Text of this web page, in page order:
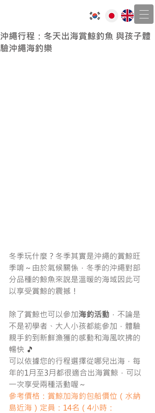
沖繩行程：冬天出海賞鯨釣魚 與孩子體
驗沖繩海釣樂
冬季玩什麼？冬季其實是沖繩的賞鯨旺
季唷～由於氣候關係，冬季的沖繩對部
分品種的鯨魚來說是溫暖的海域因此可
以享受賞鯨的震撼！
除了賞鯨也可以參加海釣活動 ，不論是
不是初學者、大人小孩都能參加，體驗
親手釣到新鮮漁獲的感動和海風吹拂的
暢快 🎵
可以依據您的行程選擇從哪兒出海，每
年的1月至3月都很適合出海賞鯨，可以
一次享受兩種活動喔～
參考價格：賞鯨加海釣包船價位（水納
島近海）定員：14名（4小時：